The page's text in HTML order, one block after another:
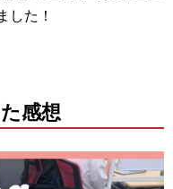
した！
感想